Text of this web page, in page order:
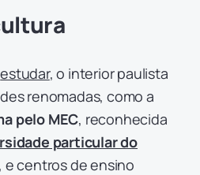
estudar, o interior paulista
renomadas, como a
pelo MEC, reconhecida
particular do
, e centros de ensino